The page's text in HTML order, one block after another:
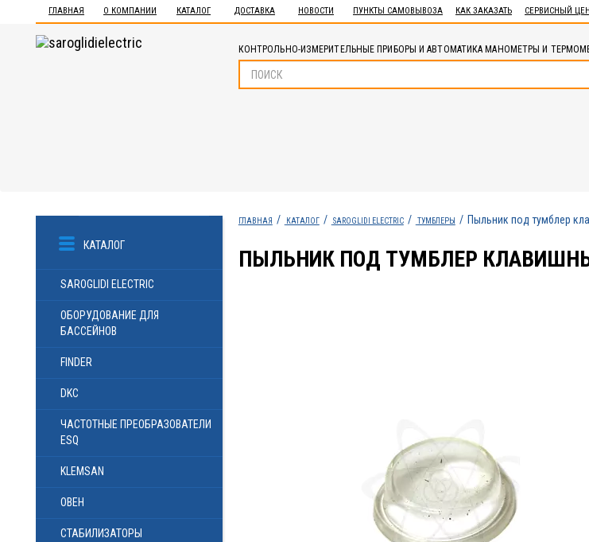
ГЛАВНАЯ О КОМПАНИИ КАТАЛОГ ДОСТАВКА НОВОСТИ ПУНКТЫ САМОВЫВОЗА КАК ЗАКАЗАТЬ СЕРВИСНЫЙ
КОНТРОЛЬНО-ИЗМЕРИТЕЛЬНЫЕ ПРИБОРЫ И АВТОМАТИКА МАНОМЕТРЫ И
КАТАЛОГ
SAROGLIDI ELECTRIC
ОБОРУДОВАНИЕ ДЛЯ
БАССЕЙНОВ
FINDER
DKC
ЧАСТОТНЫЕ ПРЕОБРАЗОВАТЕЛИ
ESQ
KLEMSAN
ОВЕН
СТАБИЛИЗАТОРЫ
ГЛАВНАЯ КАТАЛОГ SAROGLIDI ELECTRIC ТУМБЛЕРЫ Пыльник под тумблер
ПЫЛЬНИК ПОД ТУМБЛЕР